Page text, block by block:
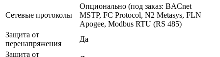
Сетевые протоколы
Опционально (под заказ: BACnet
MSTP, FC Protocol, N2 Metasys, FLN
Apogee, Modbus RTU (RS 485)
Защита от
перенапряжения
Да
Защита от